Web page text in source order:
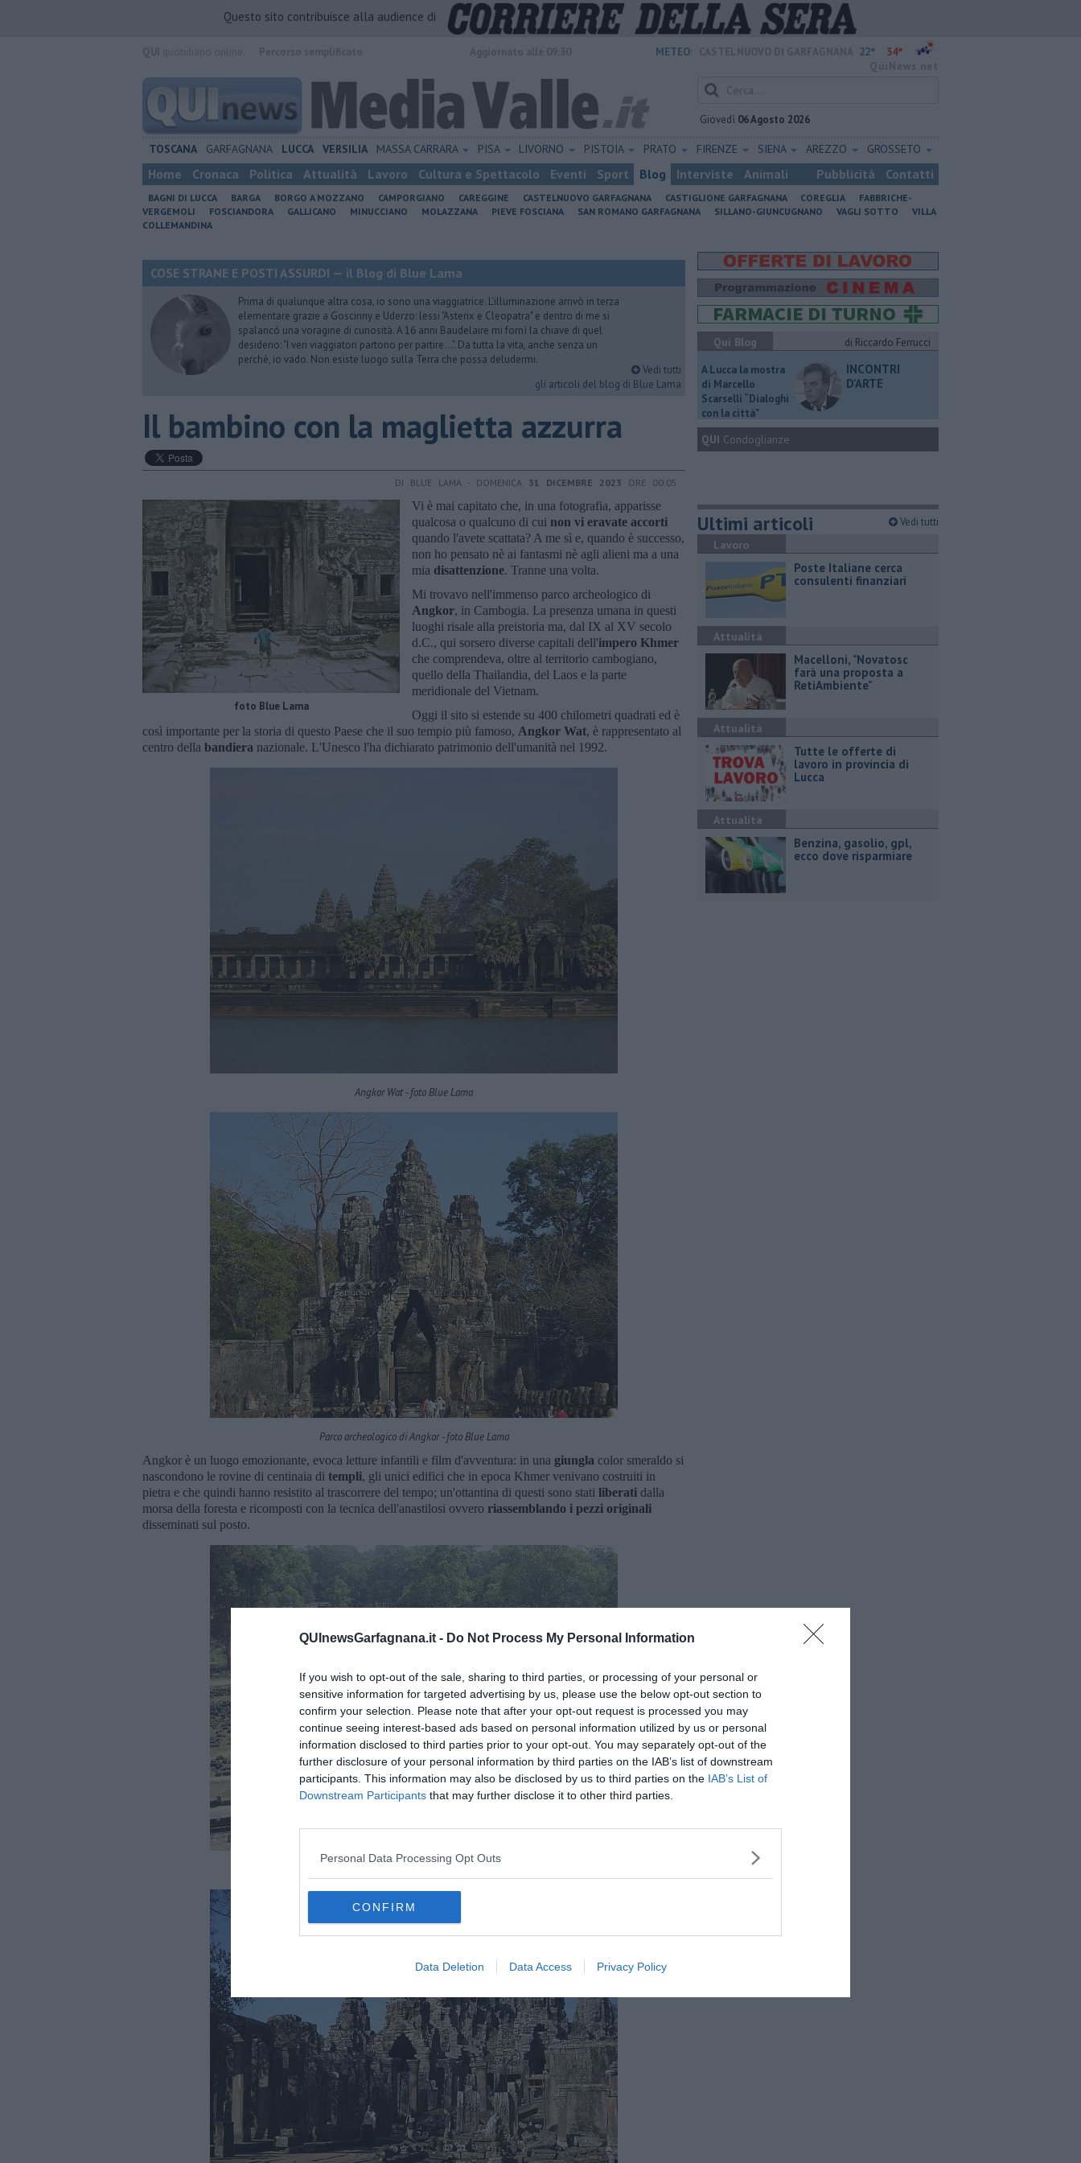
QUInewsGarfagnana.it - Do Not Process My Personal Information
If you wish to opt-out of the sale, sharing to third parties, or processing of your personal or
sensitive information for targeted advertising by us, please use the below opt-out section to
confirm your selection. Please note that after your opt-out request is processed you may
continue seeing interest-based ads based on personal information utilized by us or personal
information disclosed to third parties prior to your opt-out. You may separately opt-out of the
further disclosure of your personal information by third parties on the IAB’s list of downstream
participants. This information may also be disclosed by us to third parties on the IAB’s List of
Downstream Participants that may further disclose it to other third parties.
Personal Data Processing Opt Outs
CONFIRM
Data Deletion Data Access Privacy Policy
Questo sito contribuisce alla audience di
METEO: 22° 34°
Giovedì 06 Agosto 2026
TOSCANA GARFAGNANA LUCCA VERSILIA MASSA CARRARA PISA LIVORNO PISTOIA PRATO FIRENZE SIENA AREZZO GROSSETO
Home Cronaca Politica Attualità Lavoro Cultura e Spettacolo Eventi Sport Blog Interviste Animali Pubblicità Contatti
BAGNI DI LUCCA BARGA BORGO A MOZZANO CAMPORGIANO CAREGGINE CASTELNUOVO GARFAGNANA CASTIGLIONE GARFAGNANA COREGLIA
FABBRICHE-
VERGEMOLI
FOSCIANDORA GALLICANO MINUCCIANO MOLAZZANA PIEVE FOSCIANA SAN ROMANO GARFAGNANA SILLANO-GIUNCUGNANO VAGLI SOTTO
VILLA
COLLEMANDINA
COSE STRANE E POSTI ASSURDI — il Blog di Blue Lama
Prima di qualunque altra cosa, io sono una viaggiatrice. L'illuminazione arrivò in terza
elementare grazie a Goscinny e Uderzo: lessi "Asterix e Cleopatra" e dentro di me si
spalancó una voragine di curiosità. A 16 anni Baudelaire mi fornì la chiave di quel
desiderio: "I veri viaggiatori partono per partire...". Da tutta la vita, anche senza un
perchè, io vado. Non esiste luogo sulla Terra che possa deludermi.
Vedi tutti
gli articoli del blog di Blue Lama
Il bambino con la maglietta azzurra
DI BLUE LAMA - DOMENICA 31 DICEMBRE 2023 ORE 00:05
foto Blue Lama
Vi è mai capitato che, in una fotografia, apparisse
qualcosa o qualcuno di cui non vi eravate accorti
quando l'avete scattata? A me sì e, quando è successo,
non ho pensato nè ai fantasmi nè agli alieni ma a una
mia disattenzione. Tranne una volta.
Mi trovavo nell'immenso parco archeologico di
Angkor, in Cambogia. La presenza umana in questi
luoghi risale alla preistoria ma, dal IX al XV secolo
d.C., qui sorsero diverse capitali dell'impero Khmer
che comprendeva, oltre al territorio cambogiano,
quello della Thailandia, del Laos e la parte
meridionale del Vietnam.
Oggi il sito si estende su 400 chilometri quadrati ed è
così importante per la storia di questo Paese che il suo tempio più famoso, Angkor Wat, è rappresentato al
centro della bandiera nazionale. L'Unesco l'ha dichiarato patrimonio dell'umanità nel 1992.
Angkor Wat - foto Blue Lama
Parco archeologico di Angkor - foto Blue Lama
Angkor è un luogo emozionante, evoca letture infantili e film d'avventura: in una giungla color smeraldo si
nascondono le rovine di centinaia di templi, gli unici edifici che in epoca Khmer venivano costruiti in
pietra e che quindi hanno resistito al trascorrere del tempo; un'ottantina di questi sono stati liberati dalla
morsa della foresta e ricomposti con la tecnica dell'anastilosi ovvero riassemblando i pezzi originali
disseminati sul posto.
Qui Blog
di Riccardo Ferrucci
A Lucca la mostra
di Marcello
Scarselli “Dialoghi
con la città"
INCONTRI
D'ARTE
QUI Condoglianze
Ultimi articoli Vedi tutti
Lavoro
Poste Italiane cerca
consulenti finanziari
Attualità
Macelloni, "Novatosc
farà una proposta a
RetiAmbiente"
Attualità
​Tutte le offerte di
lavoro in provincia di
Lucca
Attualità
​Benzina, gasolio, gpl,
ecco dove risparmiare